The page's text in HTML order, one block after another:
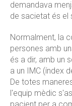
demandava
de sacietat és el
Normalment, la
persones amb
és a dir, amb un
a un IMC (índex
De totes
l'equip mèdic